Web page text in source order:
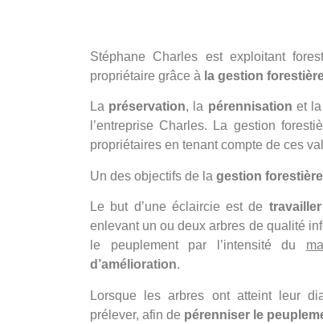
GESTION
Charles exploitation
Stéphane Charles est exploitant
propriétaire grâce à la gestion
La préservation, la pérennisation et
l’entreprise Charles. La gestion
propriétaires en tenant compte de ces
Un des objectifs de la gestion forestière
Le but d’une éclaircie est de
enlevant un ou deux arbres de qualité
le peuplement par l’intensité du
d’amélioration.
Lorsque les arbres ont atteint leur
prélever, afin de pérenniser le